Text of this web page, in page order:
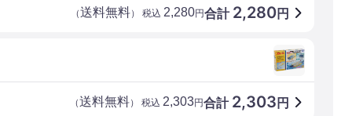
合計 2,280円
（送料無料） 税込 2,280円
合計 2,303 円
（送料無料） 税込 2,303円